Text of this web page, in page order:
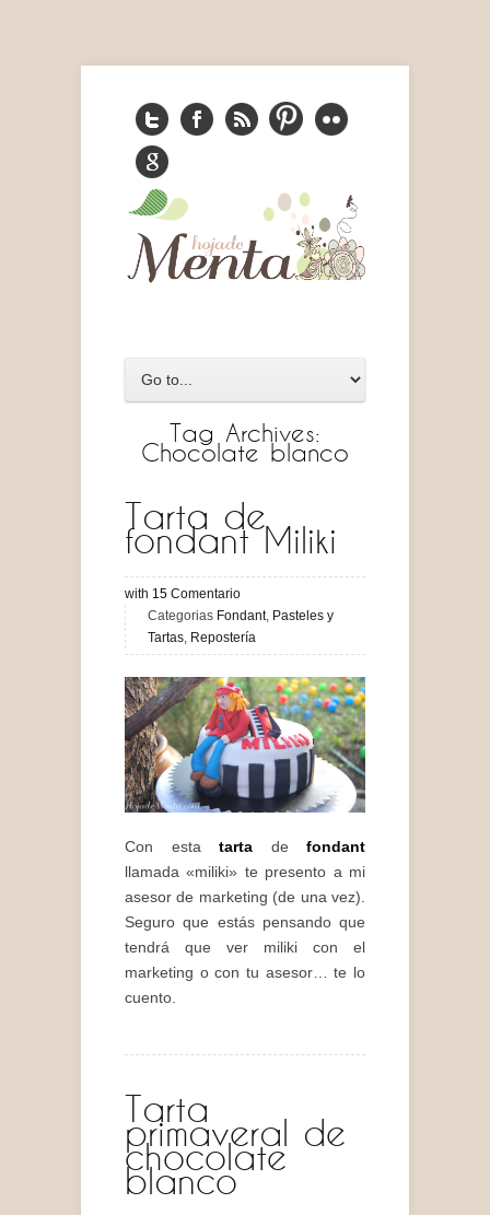
Tag Archives:
Chocolate blanco
Tarta de
fondant Miliki
with 15 Comentario
Categorias Fondant, Pasteles y
Tartas, Repostería
Con esta tarta de fondant
llamada «miliki» te presento a mi
asesor de marketing (de una vez).
Seguro que estás pensando que
tendrá que ver miliki con el
marketing o con tu asesor… te lo
cuento.
Tarta
primaveral de
chocolate
blanco